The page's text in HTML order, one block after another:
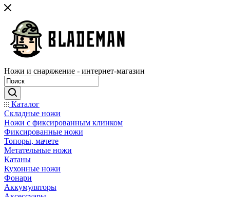
Ножи и снаряжение - интернет-магазин
Каталог
Складные ножи
Ножи с фиксированным клинком
Фиксированные ножи
Топоры, мачете
Метательные ножи
Катаны
Кухонные ножи
Фонари
Аккумуляторы